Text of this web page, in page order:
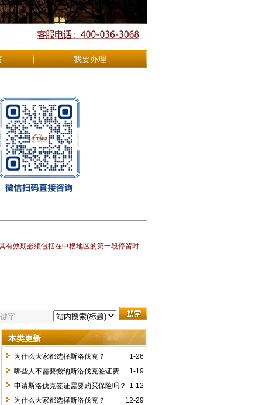
我要办理
有效期必须包括在申根地区的第一段停留时
本类更新
1-26
为什么大家都选择斯洛伐克？
1-19
哪些人不需要缴纳斯洛伐克签证费
用？
1-12
申请斯洛伐克签证需要购买保险吗？
12-29
为什么大家都选择斯洛伐克？